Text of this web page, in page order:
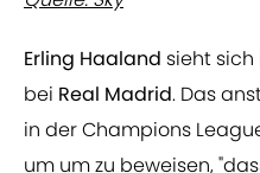
Erling Haaland sieht
bei Real Madrid. Das
in der Champions
um um zu beweisen,